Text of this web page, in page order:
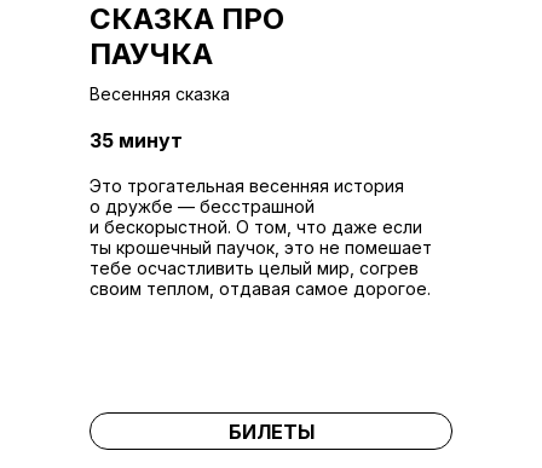
Это трогательная весенняя история
о дружбе — бесстрашной
и бескорыстной. О том, что даже если
ты крошечный паучок, это не помешает
тебе осчастливить целый мир, согрев
своим теплом, отдавая самое дорогое.
35 минут
Весенняя сказка
СКАЗКА ПРО
ПАУЧКА
БИЛЕТЫ